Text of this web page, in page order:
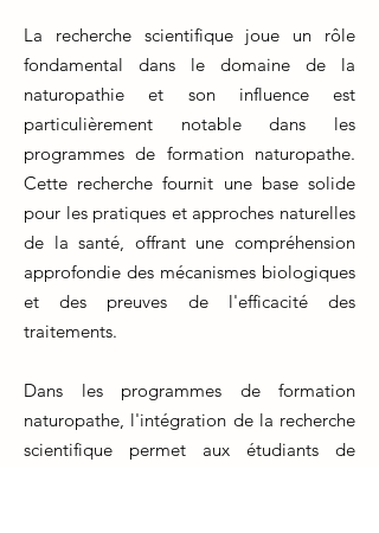
La recherche scientifique joue un rôle
fondamental dans le domaine de la
naturopathie et son influence est
particulièrement notable dans les
programmes de formation naturopathe.
Cette recherche fournit une base solide
pour les pratiques et approches naturelles
de la santé, offrant une compréhension
approfondie des mécanismes biologiques
et des preuves de l'efficacité des
traitements.
Dans les programmes de formation
naturopathe, l'intégration de la recherche
scientifique permet aux étudiants de